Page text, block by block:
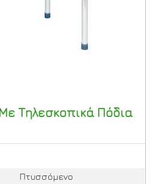
Τηλεσκοπικά Πόδια
Πτυσσόμενο